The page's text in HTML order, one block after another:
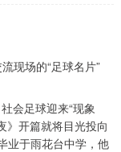
会足球迎来“现象
》开篇就将目光投向
业于雨花台中学，他